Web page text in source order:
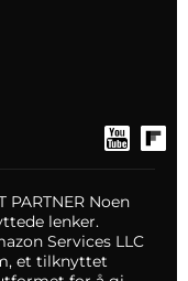
PARTNER Noen
lenker.
Services LLC
et tilknyttet